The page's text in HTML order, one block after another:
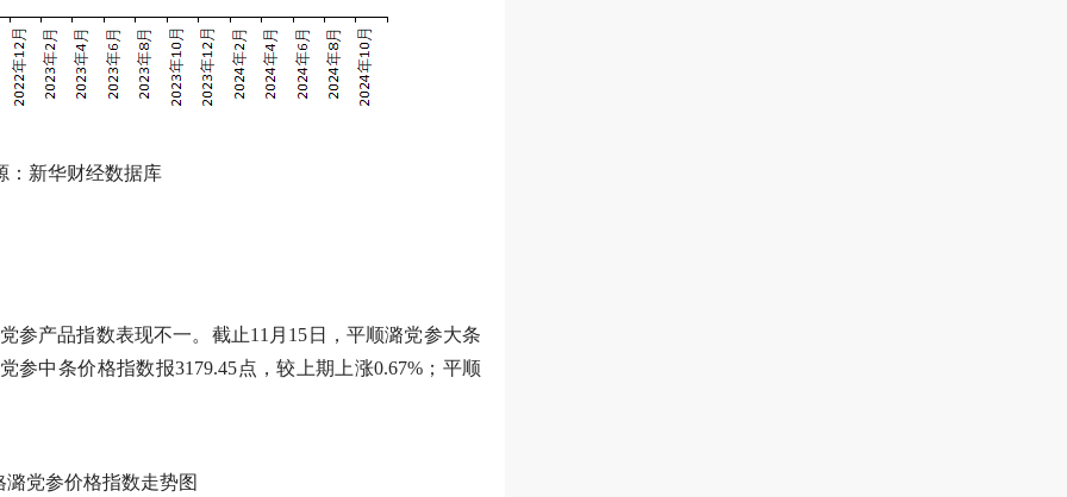
：新华财经数据库
参产品指数表现不一。截止11月15日，平顺潞党参大条
参中条价格指数报3179.45点，较上期上涨0.67%；平顺
潞党参价格指数走势图